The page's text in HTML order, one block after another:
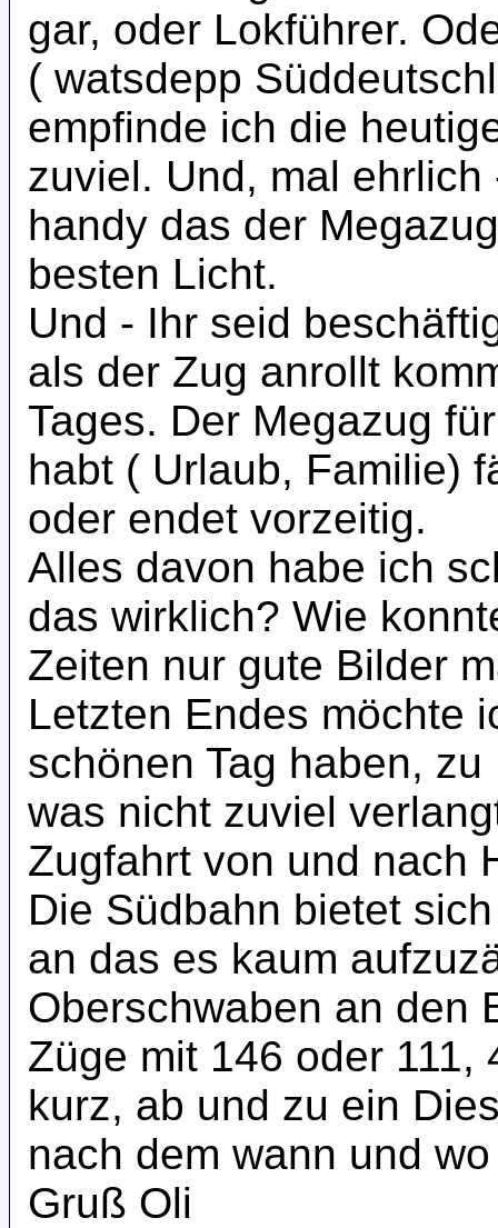
gar, oder Lokführer.
( watsdepp
empfinde ich die
zuviel. Und, mal
handy das der
besten Licht.
Und - Ihr seid
als der Zug anrollt
Tages. Der Megazug
habt ( Urlaub, Familie)
oder endet vorzeitig.
Alles davon habe ich
das wirklich? Wie
Zeiten nur gute Bilder
Letzten Endes möchte
schönen Tag haben,
was nicht zuviel
Zugfahrt von und nach
Die Südbahn bietet
an das es kaum
Oberschwaben an den
Züge mit 146 oder
kurz, ab und zu ein
nach dem wann und
Gruß Oli